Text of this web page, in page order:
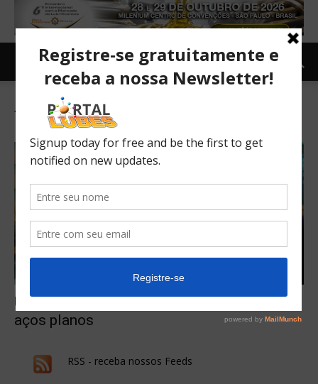
Tag: Exigências de conteúdo local
Usiminas vislumbra cenário promissor para
aços planos
RSS - receba nossos Feeds